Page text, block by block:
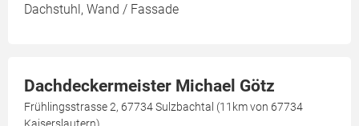
Dachstuhl, Wand / Fassade
Dachdeckermeister Michael Götz
Frühlingsstrasse 2, 67734 Sulzbachtal (11km von 67734